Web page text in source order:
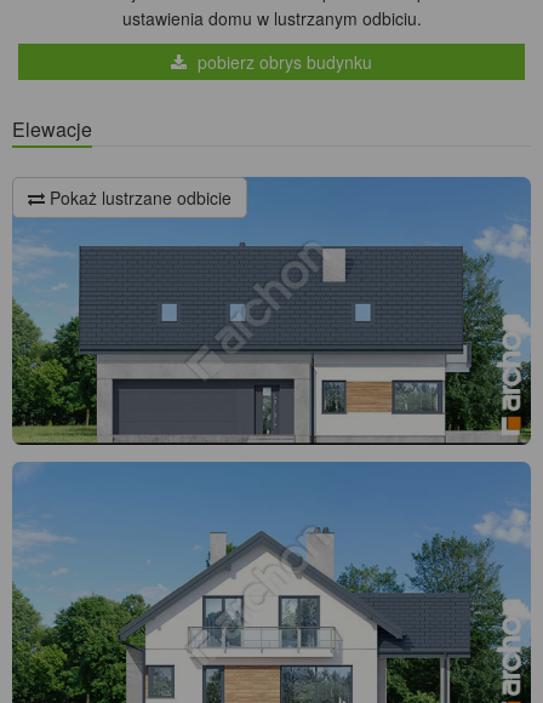
ustawienia domu w lustrzanym odbiciu.
pobierz obrys budynku
Elewacje
Pokaż lustrzane odbicie